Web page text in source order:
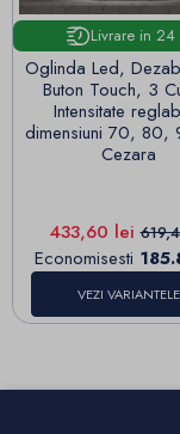
Livrare in 24
Oglinda Led,
Buton Touch, 3
Intensitate
dimensiuni 70, 80,
Cezara
Pret
433,60 leiPret
Economisesti
VEZI VARIANTELE